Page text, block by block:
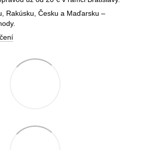
Rakúsku, Česku a Maďarsku –